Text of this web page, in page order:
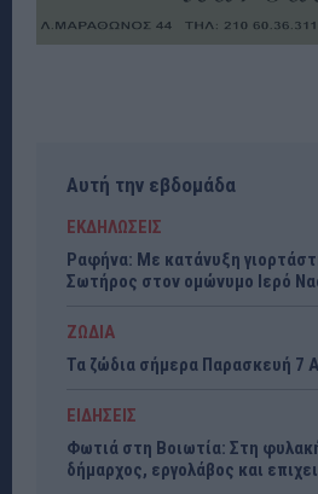
Αυτή την εβδομάδα
ΕΚΔΗΛΩΣΕΙΣ
Ραφήνα: Με κατάνυξη
Σωτήρος στον ομώνυμο Ιερό
ΖΩΔΙΑ
Τα ζώδια σήμερα Παρασκευή 7
ΕΙΔΗΣΕΙΣ
Φωτιά στη Βοιωτία: Στη
δήμαρχος, εργολάβος και